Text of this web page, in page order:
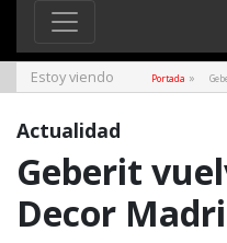
Estoy viendo Portada »
Actualidad
Geberit
Decor